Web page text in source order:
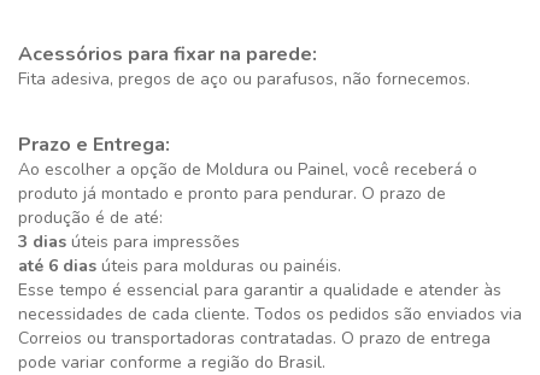
Acessórios para fixar na parede:
Fita adesiva, pregos de aço ou parafusos, não fornecemos.
Prazo e Entrega:
Ao escolher a opção de Moldura ou Painel, você receberá o
produto já montado e pronto para pendurar. O prazo de
produção é de até:
3 dias úteis para impressões
até 6 dias úteis para molduras ou painéis.
Esse tempo é essencial para garantir a qualidade e atender às
necessidades de cada cliente. Todos os pedidos são enviados via
Correios ou transportadoras contratadas. O prazo de entrega
pode variar conforme a região do Brasil.